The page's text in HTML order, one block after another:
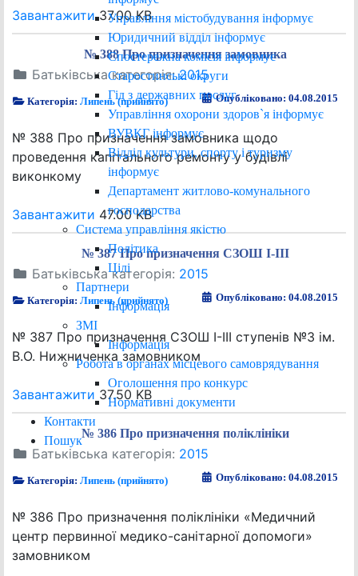
Управління містобудування інформує
Юридичний відділ інформує
Спостережна комісія інформує
Старостинські округи
Гід з державних послуг
Управління охорони здоров`я інформує
ВУВКГ інформує
Відділ культури, спорту і туризму
інформує
Департамент житлово-комунального
господарства
Система управління якістю
Політика
Цілі
Партнери
Інформація
ЗМІ
Інформація
Робота в органах місцевого самоврядування
Оголошення про конкурс
Нормативні документи
Контакти
Пошук
Завантажити37.00 KB
№ 388 Про призначення замовника
Батьківська категорія:2015
Категорія:Липень (прийнято) Опубліковано: 04.08.2015
№ 388 Про призначення замовника щодо
проведення капітального ремонту у будівлі
виконкому
Завантажити 47.00 KB
№ 387 Про призначення СЗОШ І-ІІІ
Батьківська категорія: 2015
Категорія:Липень (прийнято) Опубліковано: 04.08.2015
№ 387 Про призначення СЗОШ І-ІІІ ступенів №3 ім.
В.О. Нижниченка замовником
Завантажити 37.50 KB
№ 386 Про призначення поліклініки
Батьківська категорія: 2015
Категорія:Липень (прийнято) Опубліковано: 04.08.2015
№ 386 Про призначення поліклініки «Медичний
центр первинної медико-санітарної допомоги»
замовником